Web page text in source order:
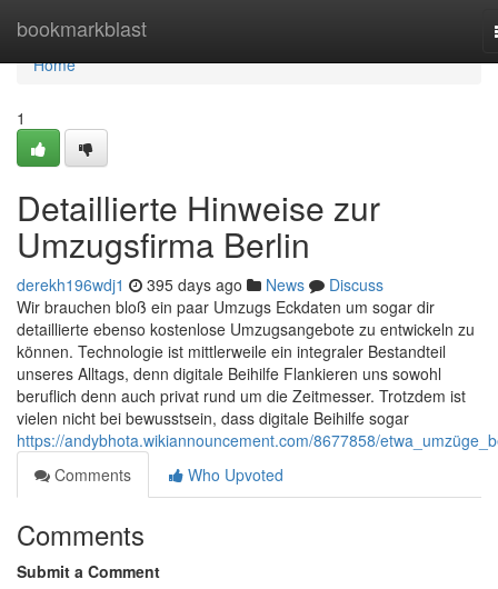
bookmarkblast
Home
Home
1
Detaillierte Hinweise zur
Umzugsfirma Berlin
derekh196wdj1 395 days ago News
Discuss
Wir brauchen bloß ein paar Umzugs Eckdaten um sogar dir
detaillierte ebenso kostenlose Umzugsangebote zu entwickeln zu
können. Technologie ist mittlerweile ein integraler Bestandteil
unseres Alltags, denn digitale Beihilfe Flankieren uns sowohl
beruflich denn auch privat rund um die Zeitmesser. Trotzdem ist
vielen nicht bei bewusstsein, dass digitale Beihilfe sogar
https://andybhota.wikiannouncement.com/8677858/
Comments
Who Upvoted
Comments
Submit a Comment